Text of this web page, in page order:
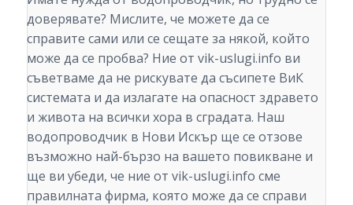
доверявате? Мислите, че можете да се
справите сами или се сещате за някой, който
може да се пробва? Ние от vik-uslugi.info ви
съветваме да не рискувате да съсипете ВиК
системата и да излагате на опасност здравето
и живота на всички хора в сградата. Наш
водопроводчик в Нови Искър ще се отзове
възможно най-бързо на вашето повикване и
ще ви убеди, че ние от vik-uslugi.info сме
правилната фирма, която може да се справи